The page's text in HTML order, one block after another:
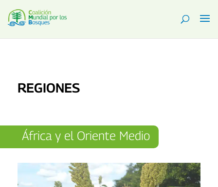
REGIONES
África y el Oriente Medio